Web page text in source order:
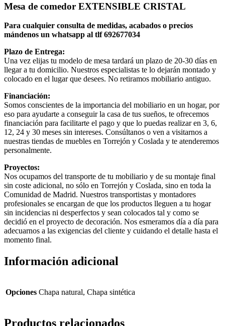
Mesa de comedor EXTENSIBLE CRISTAL
Para cualquier consulta de medidas, acabados o precios
mándenos un whatsapp al tlf 692677034
Plazo de Entrega:
Una vez elijas tu modelo de mesa tardará un plazo de 20-30 días en
llegar a tu domicilio. Nuestros especialistas te lo dejarán montado y
colocado en el lugar que desees. No retiramos mobiliario antiguo.
Financiación:
Somos conscientes de la importancia del mobiliario en un hogar, por
eso para ayudarte a conseguir la casa de tus sueños, te ofrecemos
financiación para facilitarte el pago y que lo puedas realizar en 3, 6,
12, 24 y 30 meses sin intereses. Consúltanos o ven a visitarnos a
nuestras tiendas de muebles en Torrejón y Coslada y te atenderemos
personalmente.
Proyectos:
Nos ocupamos del transporte de tu mobiliario y de su montaje final
sin coste adicional, no sólo en Torrejón y Coslada, sino en toda la
Comunidad de Madrid. Nuestros transportistas y montadores
profesionales se encargan de que los productos lleguen a tu hogar
sin incidencias ni desperfectos y sean colocados tal y como se
decidió en el proyecto de decoración. Nos esmeramos día a día para
adecuarnos a las exigencias del cliente y cuidando el detalle hasta el
momento final.
Información adicional
Opciones Chapa natural, Chapa sintética
Productos relacionados